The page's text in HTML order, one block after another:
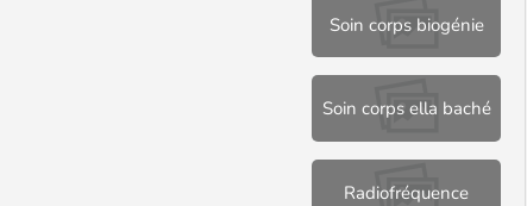
Soin corps biogénie
Soin corps ella baché
Radiofréquence